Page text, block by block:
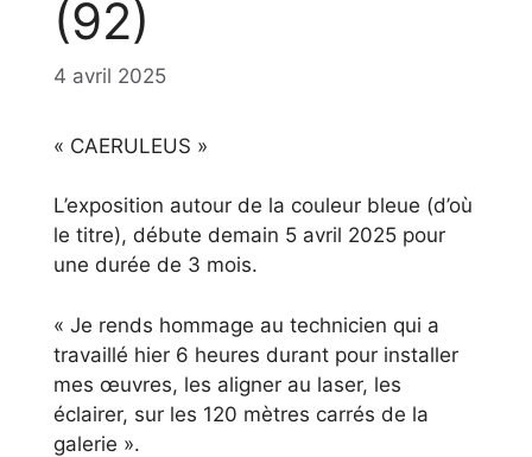
(92)
4 avril 2025
« CAERULEUS »
L’exposition autour de la couleur bleue (d’où
le titre), débute demain 5 avril 2025 pour
une durée de 3 mois.
« Je rends hommage au technicien qui a
travaillé hier 6 heures durant pour installer
mes œuvres, les aligner au laser, les
éclairer, sur les 120 mètres carrés de la
galerie ».